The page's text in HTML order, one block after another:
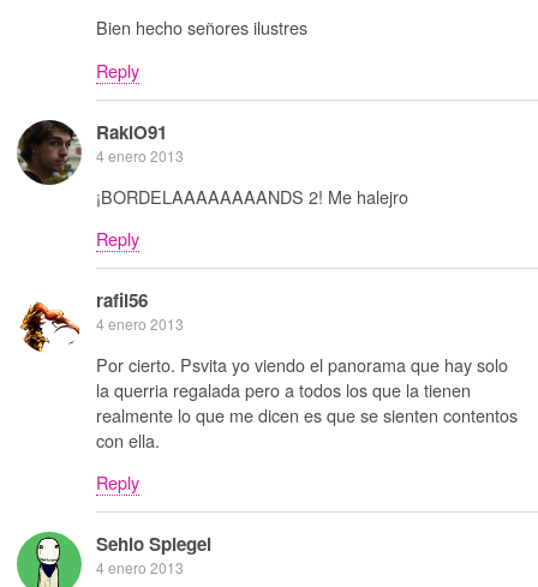
Bien hecho señores ilustres
Reply
RakiO91
4 enero 2013
¡BORDELAAAAAAAANDS 2! Me halejro
Reply
rafil56
4 enero 2013
Por cierto. Psvita yo viendo el panorama que hay solo
la querria regalada pero a todos los que la tienen
realmente lo que me dicen es que se sienten contentos
con ella.
Reply
Sehio Spiegel
4 enero 2013